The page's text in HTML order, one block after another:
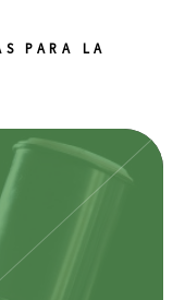
PARA LA